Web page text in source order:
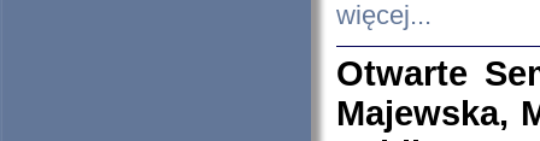
więcej...
Otwarte
Majewska,